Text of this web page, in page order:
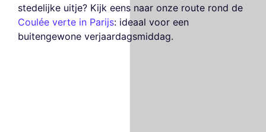
stedelijke uitje? Kijk eens naar onze route rond de
Coulée verte in Parijs: ideaal voor een
buitengewone verjaardagsmiddag.